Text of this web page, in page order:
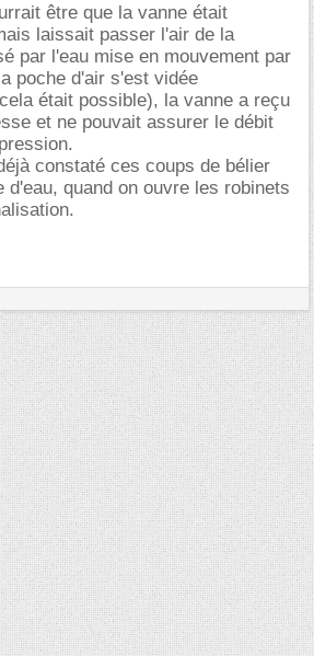
être que la vanne était
laissait passer l'air de la
par l'eau mise en mouvement par
poche d'air s'est vidée
était possible), la vanne a reçu
et ne pouvait assurer le débit
constaté ces coups de bélier
d'eau, quand on ouvre les robinets